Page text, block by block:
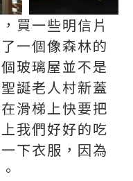
買一些明信片
一個像森林的
玻璃屋並不是
誕老人村新蓋
滑梯上快要把
我們好好的吃
下衣服，因為